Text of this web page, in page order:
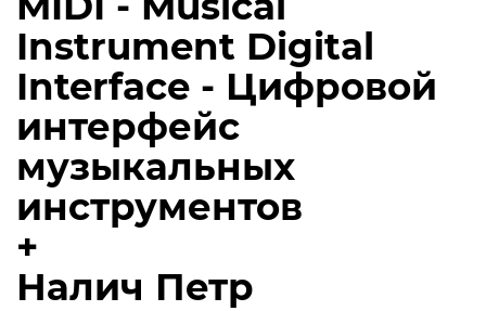
Instrument Digital
Interface - Цифровой
интерфейс
музыкальных
инструментов
+
Налич Петр